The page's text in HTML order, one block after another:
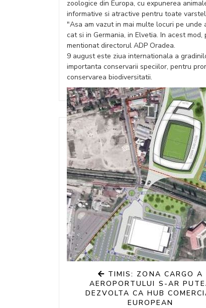
zoologice din Europa, cu expunerea
informative si atractive pentru toate
"Asa am vazut in mai multe locuri pe
cat si in Germania, in Elvetia. In acest
mentionat directorul ADP Oradea.
9 august este ziua internationala a
importanta conservarii speciilor, pentru
conservarea biodiversitatii.
TIMIS: ZONA CARGO A
AEROPORTULUI S-AR
DEZVOLTA CA HUB
EUROPEAN